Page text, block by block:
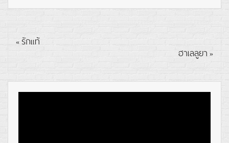
« รักแท้
ฮาเลลูยา »